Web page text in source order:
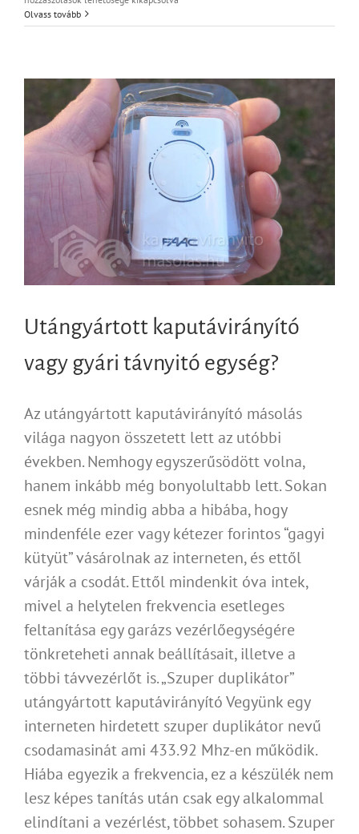
Olvass tovább
Utángyártott kaputávirányító
vagy gyári távnyitó egység?
Az utángyártott kaputávirányító másolás
világa nagyon összetett lett az utóbbi
években. Nemhogy egyszerűsödött volna,
hanem inkább még bonyolultabb lett. Sokan
esnek még mindig abba a hibába, hogy
mindenféle ezer vagy kétezer forintos “gagyi
kütyüt” vásárolnak az interneten, és ettől
várják a csodát. Ettől mindenkit óva intek,
mivel a helytelen frekvencia esetleges
feltanítása egy garázs vezérlőegységére
tönkreteheti annak beállításait, illetve a
többi távvezérlőt is. „Szuper duplikátor”
utángyártott kaputávirányító Vegyünk egy
interneten hirdetett szuper duplikátor nevű
csodamasinát ami 433.92 Mhz-en működik.
Hiába egyezik a frekvencia, ez a készülék nem
lesz képes tanítás után csak egy alkalommal
elindítani a vezérlést, többet sohasem. Szuper